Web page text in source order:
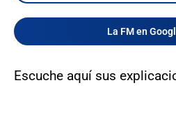
La FM en
Escuche aquí sus